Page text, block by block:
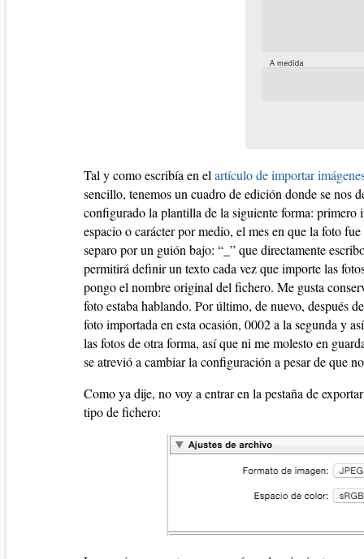
Tal y como escribía en el artículo de importar
sencillo, tenemos un cuadro de edición donde se nos
configurado la plantilla de la siguiente forma:
espacio o carácter por medio, el mes en que la foto
separo por un guión bajo: “_” que directamente
permitirá definir un texto cada vez que importe las
pongo el nombre original del fichero. Me gusta
foto estaba hablando. Por último, de nuevo, después
foto importada en esta ocasión, 0002 a la segunda y
las fotos de otra forma, así que ni me molesto en
se atrevió a cambiar la configuración a pesar de que
Como ya dije, no voy a entrar en la pestaña de
tipo de fichero: